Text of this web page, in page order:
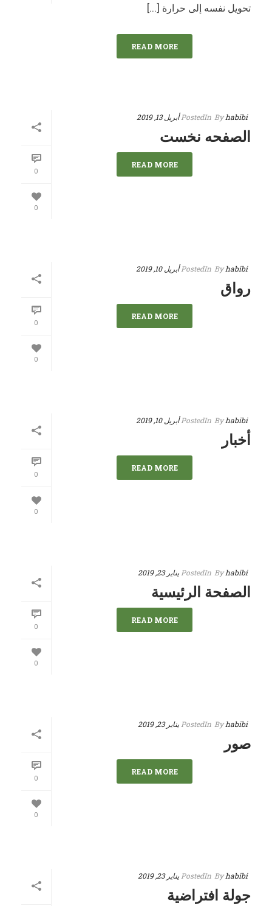
تحويل نفسه إلى حرارة [...]
READ MORE
0
0
By habibi
In
Posted أبريل 13, 2019
الصفحه نخست
READ MORE
0
0
By habibi
In
Posted أبريل 10, 2019
رواق
READ MORE
0
0
Byhabibi
In
Postedأبريل 10, 2019
أخبار
READ MORE
0
0
By habibi
In
Posted يناير 23, 2019
الصفحة الرئيسية
READ MORE
0
0
By habibi
In
Posted يناير 23, 2019
صور
READ MORE
Byhabibi
In
Postedيناير 23, 2019
جولة افتراضية